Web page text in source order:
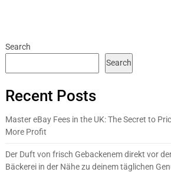
Search
Search
Recent Posts
Master eBay Fees in the UK: The Secret to
More Profit
Der Duft von frisch Gebackenem direkt vor
Bäckerei in der Nähe zu deinem täglichen